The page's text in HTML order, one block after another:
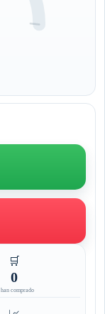
🛒
0
comprado